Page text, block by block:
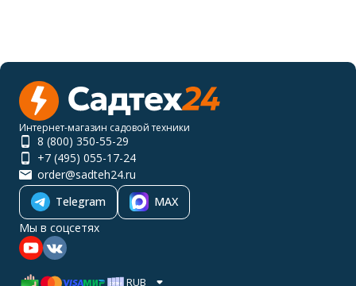
Интернет-магазин садовой техники
8 (800) 350-55-29
+7 (495) 055-17-24
order@sadteh24.ru
Telegram
MAX
Мы в соцсетях
RUB